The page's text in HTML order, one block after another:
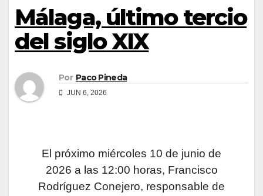
Málaga, último tercio
del siglo XIX
Por Paco Pineda
JUN 6, 2026
El próximo miércoles 10 de junio de
2026 a las 12:00 horas, Francisco
Rodríguez Conejero, responsable de